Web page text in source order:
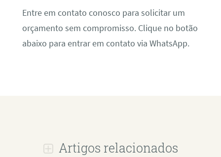
Entre em contato conosco para solicitar um
orçamento sem compromisso. Clique no botão
abaixo para entrar em contato via WhatsApp.
Artigos relacionados